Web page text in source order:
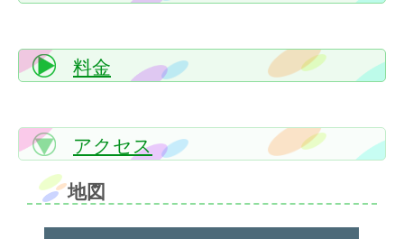
料金
アクセス
地図